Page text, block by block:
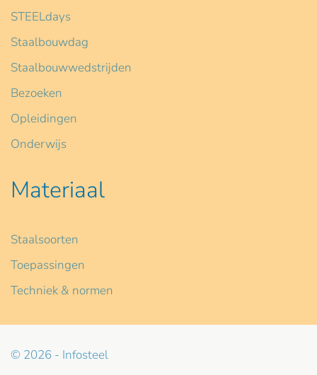
STEELdays
Staalbouwdag
Staalbouwwedstrijden
Bezoeken
Opleidingen
Onderwijs
Materiaal
Staalsoorten
Toepassingen
Techniek & normen
© 2026 - Infosteel